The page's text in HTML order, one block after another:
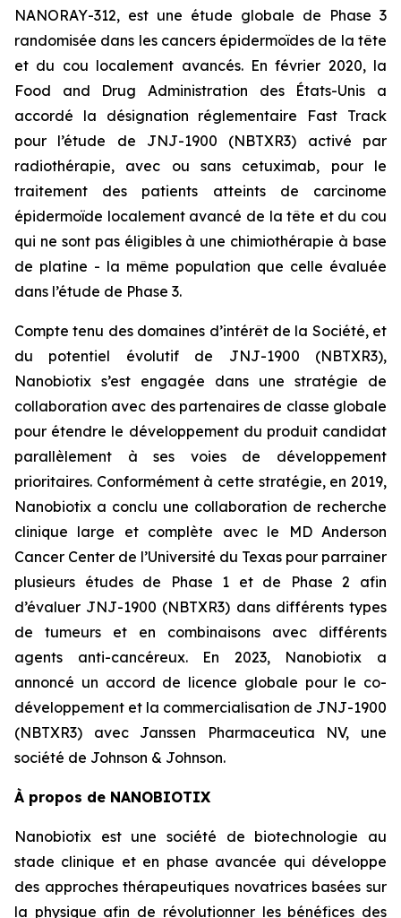
NANORAY-312, est une étude globale de Phase 3
randomisée dans les cancers épidermoïdes de la tête
et du cou localement avancés. En février 2020, la
Food and Drug Administration des États-Unis a
accordé la désignation réglementaire Fast Track
pour l’étude de JNJ-1900 (NBTXR3) activé par
radiothérapie, avec ou sans cetuximab, pour le
traitement des patients atteints de carcinome
épidermoïde localement avancé de la tête et du cou
qui ne sont pas éligibles à une chimiothérapie à base
de platine - la même population que celle évaluée
dans l’étude de Phase 3.
Compte tenu des domaines d’intérêt de la Société, et
du potentiel évolutif de JNJ-1900 (NBTXR3),
Nanobiotix s’est engagée dans une stratégie de
collaboration avec des partenaires de classe globale
pour étendre le développement du produit candidat
parallèlement à ses voies de développement
prioritaires. Conformément à cette stratégie, en 2019,
Nanobiotix a conclu une collaboration de recherche
clinique large et complète avec le MD Anderson
Cancer Center de l’Université du Texas pour parrainer
plusieurs études de Phase 1 et de Phase 2 afin
d’évaluer JNJ-1900 (NBTXR3) dans différents types
de tumeurs et en combinaisons avec différents
agents anti-cancéreux. En 2023, Nanobiotix a
annoncé un accord de licence globale pour le co-
développement et la commercialisation de JNJ-1900
(NBTXR3) avec Janssen Pharmaceutica NV, une
société de Johnson & Johnson.
À propos de NANOBIOTIX
Nanobiotix est une société de biotechnologie au
stade clinique et en phase avancée qui développe
des approches thérapeutiques novatrices basées sur
la physique afin de révolutionner les bénéfices des